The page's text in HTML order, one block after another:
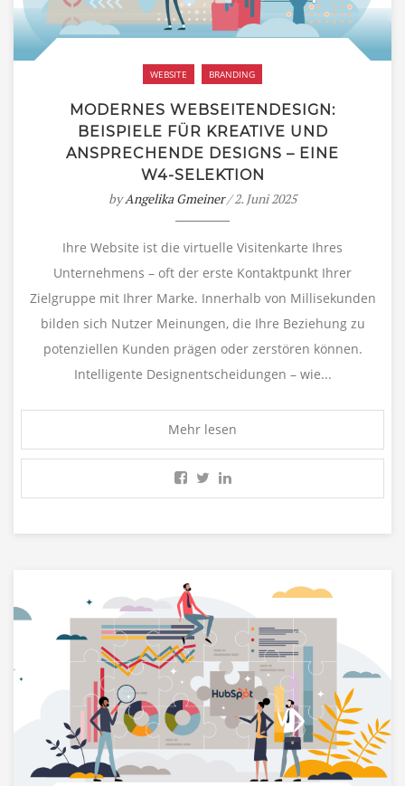
WEBSITE BRANDING
MODERNES WEBSEITENDESIGN:
BEISPIELE FÜR KREATIVE UND
ANSPRECHENDE DESIGNS – EINE
W4-SELEKTION
byAngelika Gmeiner/ 2. Juni 2025
Ihre Website ist die virtuelle Visitenkarte Ihres
Unternehmens – oft der erste Kontaktpunkt Ihrer
Zielgruppe mit Ihrer Marke. Innerhalb von Millisekunden
bilden sich Nutzer Meinungen, die Ihre Beziehung zu
potenziellen Kunden prägen oder zerstören können.
Intelligente Designentscheidungen – wie...
Mehr lesen